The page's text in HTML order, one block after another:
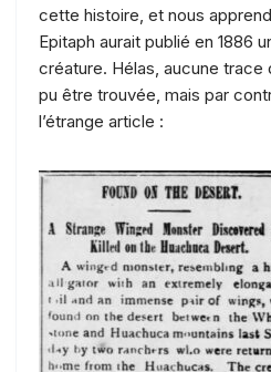
cette histoire, et nous
Epitaph aurait publié en 1886
créature. Hélas, aucune trace
pu être trouvée, mais par
l’étrange article :